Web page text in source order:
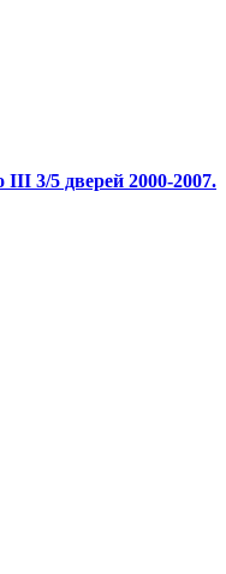
3/5 дверей 2000-2007.